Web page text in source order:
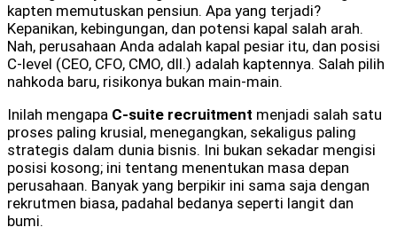
kapten memutuskan pensiun. Apa yang terjadi?
Kepanikan, kebingungan, dan potensi kapal salah arah.
Nah, perusahaan Anda adalah kapal pesiar itu, dan posisi
C-level (CEO, CFO, CMO, dll.) adalah kaptennya. Salah pilih
nahkoda baru, risikonya bukan main-main.
Inilah mengapa C-suite recruitment menjadi salah satu
proses paling krusial, menegangkan, sekaligus paling
strategis dalam dunia bisnis. Ini bukan sekadar mengisi
posisi kosong; ini tentang menentukan masa depan
perusahaan. Banyak yang berpikir ini sama saja dengan
rekrutmen biasa, padahal bedanya seperti langit dan
bumi.